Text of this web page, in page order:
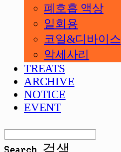
폐호흡 액상
일회용
코일&디바이스
악세사리
TREATS
ARCHIVE
NOTICE
EVENT